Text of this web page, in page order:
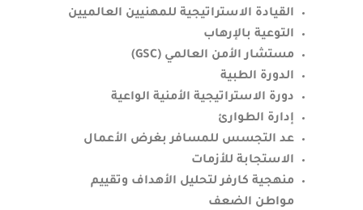
القيادة الاستراتيجية للمهنيين العالميين
التوعية بالإرهاب
مستشار الأمن العالمي (GSC)
الدورة الطبية
دورة الاستراتيجية الأمنية الواعية
إدارة الطوارئ
عد التجسس للمسافر بغرض الأعمال
الاستجابة للأزمات
منهجية كارفر لتحليل الأهداف وتقييم
مواطن الضعف